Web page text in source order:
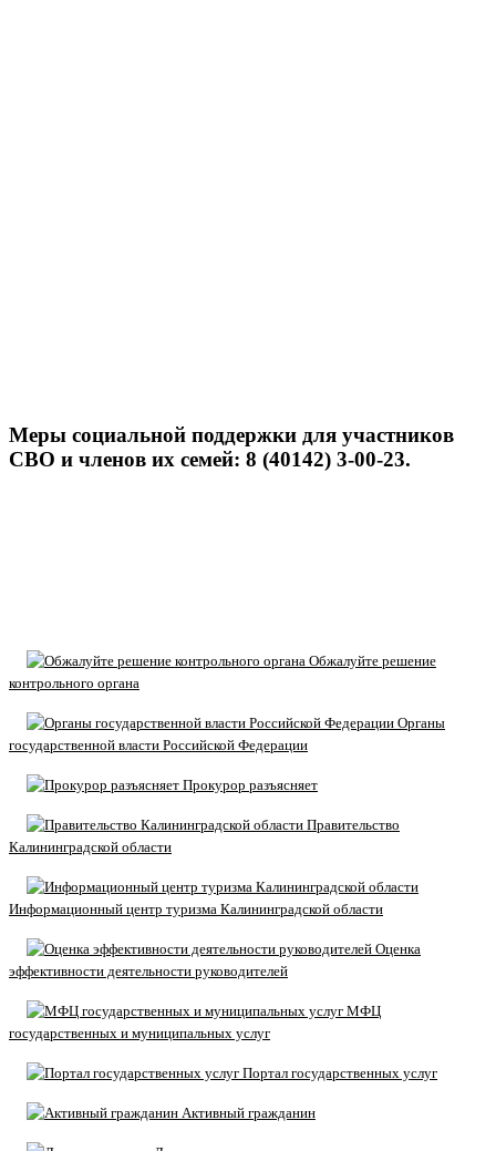
Меры социальной поддержки для участников
СВО и членов их семей: 8 (40142) 3-00-23.
Обжалуйте решение
контрольного органа
Органы
государственной власти Российской Федерации
Прокурор разъясняет
Правительство
Калининградской области
Информационный центр туризма Калининградской области
Оценка
эффективности деятельности руководителей
МФЦ
государственных и муниципальных услуг
Портал государственных услуг
Активный гражданин